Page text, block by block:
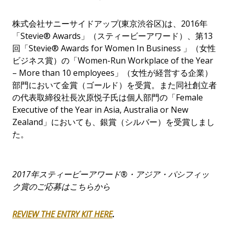
株式会社サニーサイドアップ(東京渋谷区)は、2016年
「Stevie® Awards」（スティービーアワード）、第13
回「Stevie® Awards for Women In Business 」（女性
ビジネス賞）の「Women-Run Workplace of the Year
– More than 10 employees」（女性が経営する企業）
部門において金賞（ゴールド）を受賞。また同社創立者
の代表取締役社長次原悦子氏は個人部門の「Female
Executive of the Year in Asia, Australia or New
Zealand」においても、銀賞（シルバー）を受賞しまし
た。
2017年スティービーアワード® ・アジア・パシフィッ
ク賞のご応募はこちらから
REVIEW THE ENTRY KIT HERE.